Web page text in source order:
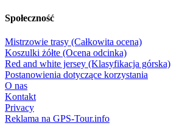
Społeczność
Mistrzowie trasy (Całkowita ocena)
Koszulki żółte (Ocena odcinka)
Red and white jersey (Klasyfikacja górska)
Postanowienia dotyczące korzystania
O nas
Kontakt
Privacy
Reklama na GPS-Tour.info